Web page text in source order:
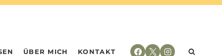
ÜBER MICH KONTAKT